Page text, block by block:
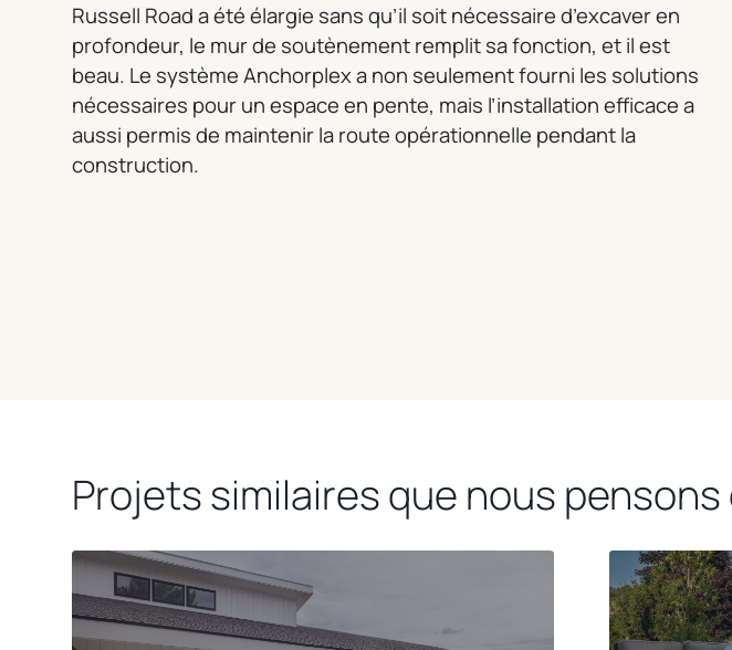
Russell Road a été élargie sans qu’il soit nécessaire d’excaver en
profondeur, le mur de soutènement remplit sa fonction, et il est
beau. Le système Anchorplex a non seulement fourni les solutions
nécessaires pour un espace en pente, mais l’installation efficace a
aussi permis de maintenir la route opérationnelle pendant la
construction.
Projets similaires que nous